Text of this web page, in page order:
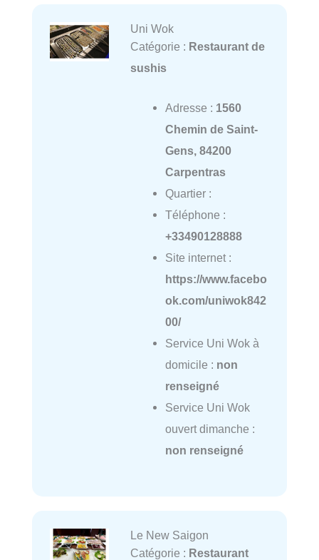
Uni Wok
Catégorie : Restaurant de
sushis
Adresse : 1560
Chemin de Saint-
Gens, 84200
Carpentras
Quartier :
Téléphone :
+33490128888
Site internet :
https://www.facebo
ok.com/uniwok842
00/
Service Uni Wok à
domicile : non
renseigné
Service Uni Wok
ouvert dimanche :
non renseigné
Le New Saigon
Catégorie : Restaurant